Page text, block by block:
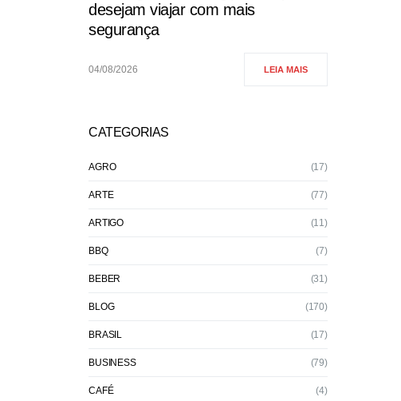
desejam viajar com mais
segurança
04/08/2026 LEIA MAIS
CATEGORIAS
AGRO (17)
ARTE (77)
ARTIGO (11)
BBQ (7)
BEBER (31)
BLOG (170)
BRASIL (17)
BUSINESS (79)
CAFÉ (4)